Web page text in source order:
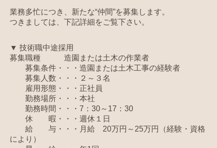
業務多忙につき、新たな“仲間”を募集します。
つきましては、下記詳細をご覧下さい。
▼ 技術職中途採用
募集職種 造園または土木の作業者
募集条件・・・造園または土木工事の経験者
募集人数・・・２～３名
雇用形態・・・正社員
勤務場所・・・本社
勤務時間・・・7：30～17：30
休 暇・・・週休１日
給 与・・・月給 20万円～25万円（経験・資格
により）